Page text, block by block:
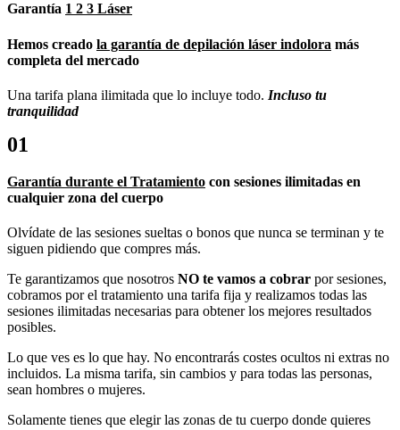
Garantía 1 2 3 Láser
Hemos creado la garantía de depilación láser indolora más
completa del mercado
Una tarifa plana ilimitada que lo incluye todo. Incluso tu
tranquilidad
01
Garantía durante el Tratamiento con sesiones ilimitadas en
cualquier zona del cuerpo
Olvídate de las sesiones sueltas o bonos que nunca se terminan y te
siguen pidiendo que compres más.
Te garantizamos que nosotros NO te vamos a cobrar por sesiones,
cobramos por el tratamiento una tarifa fija y realizamos todas las
sesiones ilimitadas necesarias para obtener los mejores resultados
posibles.
Lo que ves es lo que hay. No encontrarás costes ocultos ni extras no
incluidos. La misma tarifa, sin cambios y para todas las personas,
sean hombres o mujeres.
Solamente tienes que elegir las zonas de tu cuerpo donde quieres